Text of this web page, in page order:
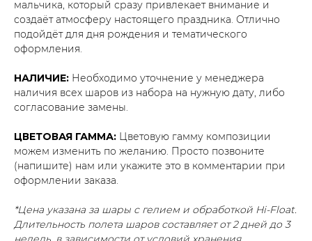
мальчика, который сразу привлекает внимание и
создаёт атмосферу настоящего праздника. Отлично
подойдёт для дня рождения и тематического
оформления.
НАЛИЧИЕ: Необходимо уточнение у менеджера
наличия всех шаров из набора на нужную дату, либо
согласование замены.
ЦВЕТОВАЯ ГАММА: Цветовую гамму композиции
можем изменить по желанию. Просто позвоните
(напишите) нам или укажите это в комментарии при
оформлении заказа.
*Цена указана за шары с гелием и обработкой Hi-Float.
Длительность полета шаров составляет от 2 дней до 3